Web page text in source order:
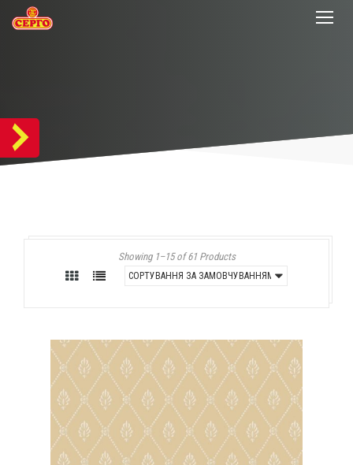
Showing 1–15 of 61 Products